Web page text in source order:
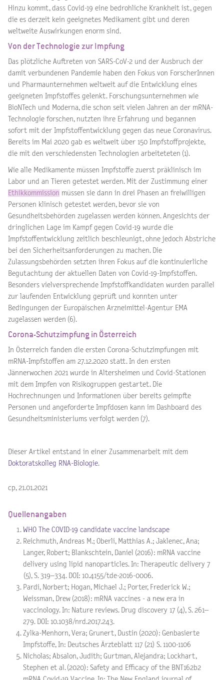
Hinzu kommt, dass Covid-19 eine bedrohliche Krankheit ist, gegen
die es derzeit kein geeignetes Medikament gibt und deren
weltweite Auswirkungen enorm sind.
Von der Technologie zur Impfung
Das plötzliche Auftreten von SARS-CoV-2 und der Ausbruch der
damit verbundenen Pandemie haben den Fokus von ForscherInnen
und Pharmaunternehmen weltweit auf die Entwicklung eines
geeigneten Impfstoffes gelenkt. Forschungsunternehmen wie
BioNTech und Moderna, die schon seit vielen Jahren an der mRNA-
Technologie forschen, nutzten ihre Erfahrung und begannen
sofort mit der Impfstoffentwicklung gegen das neue Coronavirus.
Bereits im Mai 2020 gab es weltweit über 150 Impfstoffprojekte,
die mit den verschiedensten Technologien arbeiteteten (1).
Wie alle Medikamente müssen Impfstoffe zuerst präklinisch im
Labor und an Tieren getestet werden. Mit der Zustimmung einer
Ethikkommission müssen sie dann in drei Phasen an freiwilligen
Personen klinisch getestet werden, bevor sie von
Gesundheitsbehörden zugelassen werden können. Angesichts der
dringlichen Lage im Kampf gegen Covid-19 wurde die
Impfstoffentwicklung zeitlich beschleunigt, ohne jedoch Abstriche
bei den Sicherheitsanforderungen zu machen. Die
Zulassungsbehörden setzten ihren Fokus auf die kontinuierliche
Begutachtung der aktuellen Daten von Covid-19-Impfstoffen.
Besonders vielversprechende Impfstoffkandidaten wurden parallel
zur laufenden Entwicklung geprüft und konnten unter
Bedingungen der Europäischen Arzneimittel-Agentur EMA
zugelassen werden (6).
Corona-Schutzimpfung in Österreich
In Österreich fanden die ersten Corona-Schutzimpfungen mit
mRNA-Impfstoffen am 27.12.2020 statt. In den ersten
Jännerwochen 2021 wurde in Altersheimen und Covid-Stationen
mit dem Impfen von Risikogruppen gestartet. Die
Hochrechnungen und Informationen über bereits geimpfte
Personen und angeforderte Impfdosen kann im Dashboard des
Gesundheitsministeriums verfolgt werden (7).
Dieser Artikel entstand in einer Zusammenarbeit mit dem
Doktoratskolleg RNA-Biologie.
cp, 21.01.2021
Quellenangaben
WHO The COVID-19 candidate vaccine landscape
Reichmuth, Andreas M.; Oberli, Matthias A.; Jaklenec, Ana;
Langer, Robert; Blankschtein, Daniel (2016): mRNA vaccine
delivery using lipid nanoparticles. In: Therapeutic delivery 7
(5), S. 319–334. DOI: 10.4155/tde-2016-0006.
Pardi, Norbert; Hogan, Michael J.; Porter, Frederick W.;
Weissman, Drew (2018): mRNA vaccines - a new era in
vaccinology. In: Nature reviews. Drug discovery 17 (4), S. 261–
279. DOI: 10.1038/nrd.2017.243.
Zylka-Menhorn, Vera; Grunert, Dustin (2020): Genbasierte
Impfstoffe, In: Deutsches Ärzteblatt 117 (21) S. 1100-1106
Nicholas; Absalon, Judith; Gurtman, Alejandra; Lockhart,
Stephen et al. (2020): Safety and Efficacy of the BNT162b2